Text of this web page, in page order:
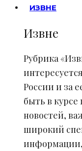
ИЗВНЕ
Извне
Рубрика
России и за
быть в
новостей,
широкий
информации,